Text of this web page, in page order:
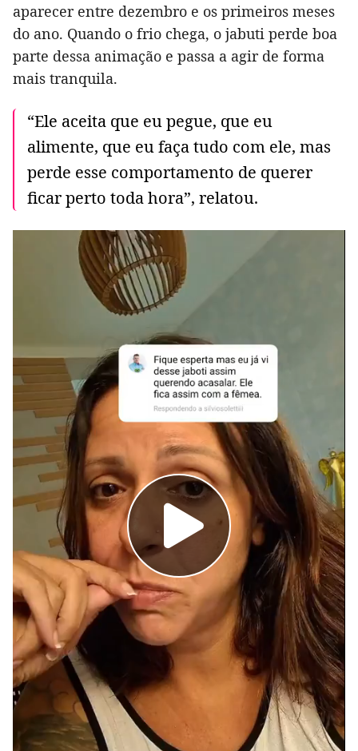
aparecer entre dezembro e os primeiros meses
do ano. Quando o frio chega, o jabuti perde boa
parte dessa animação e passa a agir de forma
mais tranquila.
“Ele aceita que eu pegue, que eu
alimente, que eu faça tudo com ele, mas
perde esse comportamento de querer
ficar perto toda hora”, relatou.